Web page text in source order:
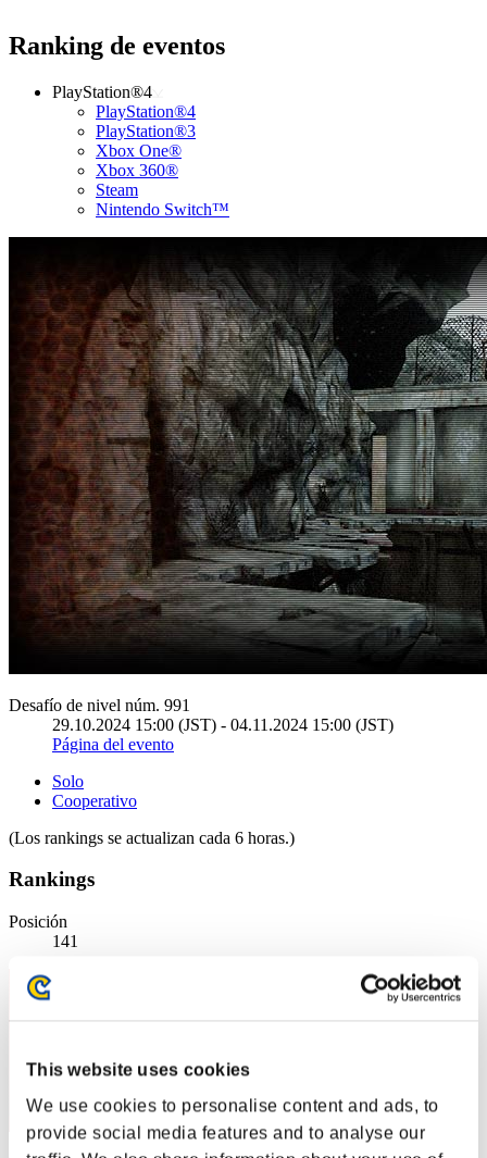
This website uses cookies
We use cookies to personalise content and ads, to
provide social media features and to analyse our
Ranking de eventos
PlayStation®4
PlayStation®4
PlayStation®3
Xbox One®
Xbox 360®
Steam
Nintendo Switch™
Desafío de nivel núm. 991
29.10.2024 15:00 (JST) - 04.11.2024 15:00 (JST)
Página del evento
Solo
Cooperativo
(Los rankings se actualizan cada 6 horas.)
Rankings
Posición
141